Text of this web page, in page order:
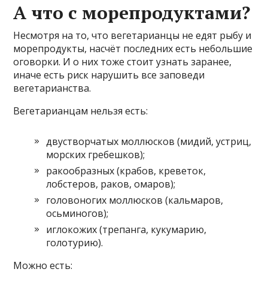
А что с морепродуктами?
Несмотря на то, что вегетарианцы не едят рыбу и
морепродукты, насчёт последних есть небольшие
оговорки. И о них тоже стоит узнать заранее,
иначе есть риск нарушить все заповеди
вегетарианства.
Вегетарианцам нельзя есть:
двустворчатых моллюсков (мидий, устриц,
морских гребешков);
ракообразных (крабов, креветок,
лобстеров, раков, омаров);
головоногих моллюсков (кальмаров,
осьминогов);
иглокожих (трепанга, кукумарию,
голотурию).
Можно есть: